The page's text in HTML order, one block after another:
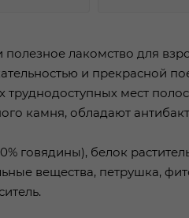
полезное лакомство для
и прекрасной
мест
камня, обладают
говядины), белок
вещества, петрушка,